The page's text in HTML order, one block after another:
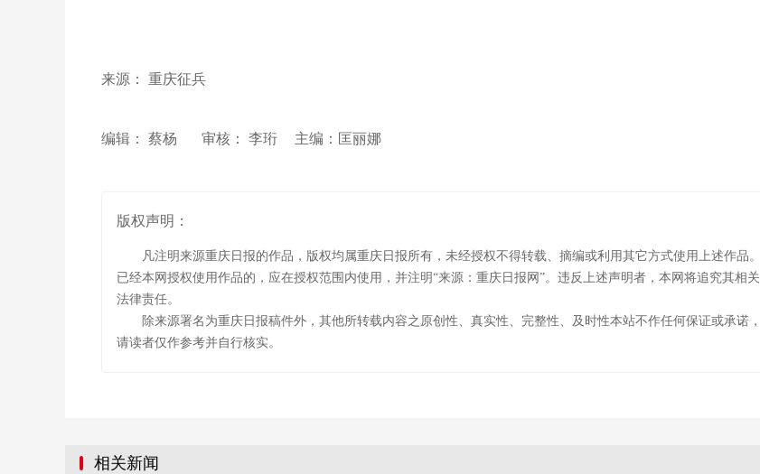
来源： 重庆征兵
编辑： 蔡杨 审核： 李珩 主编：匡丽娜
版权声明：
凡注明来源重庆日报的作品，版权均属重庆日报所有，未经授权不得转载、摘编或利用其它方式使用上述作品。
已经本网授权使用作品的，应在授权范围内使用，并注明“来源：重庆日报网”。违反上述声明者，本网将追究其相关
法律责任。
除来源署名为重庆日报稿件外，其他所转载内容之原创性、真实性、完整性、及时性本站不作任何保证或承诺，
请读者仅作参考并自行核实。
相关新闻